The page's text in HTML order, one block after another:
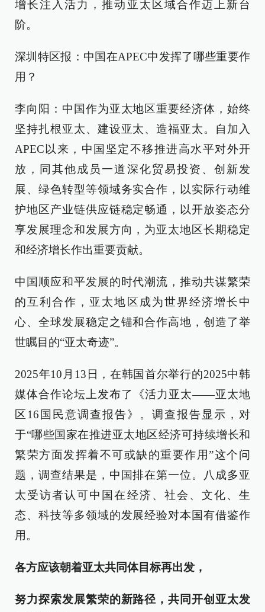
增长注入活力，推动亚太区域合作迈上新台
阶。
深圳特区报：中国在APEC中发挥了哪些重要作
用？
李向阳：中国作为亚太地区重要经济体，始终
坚持扎根亚太、建设亚太、造福亚太。自加入
APEC以来，中国坚定不移推进高水平对外开
放，同其他成员一道深化贸易投资、创新发
展、绿色转型等领域务实合作，以实际行动维
护地区产业链供应链稳定畅通，以开放姿态分
享发展理念和发展方向，为亚太地区长期稳定
和经济增长作出重要贡献。
中国顺应和平发展的时代潮流，推动共谋繁荣
的互利合作，亚太地区成为世界经济增长中
心、全球发展稳定之锚和合作高地，创造了举
世瞩目的“亚太奇迹”。
2025年10月13日，在韩国首尔举行的2025中韩
媒体合作论坛上发布了《活力亚太——亚太地
区16国民意调查报告》。调查报告显示，对
于“哪些国家在推进亚太地区经济可持续增长和
繁荣方面发挥着不可或缺的重要作用”这个问
题，调查结果是，中国排在第一位。八成多亚
太受访者认可中国在经济、社会、文化、生
态、科技等多领域的发展经验对本国有借鉴作
用。
各方应该朝着亚太共同体目标再出发，
努力探索发展繁荣的新路径，共同开创亚太发